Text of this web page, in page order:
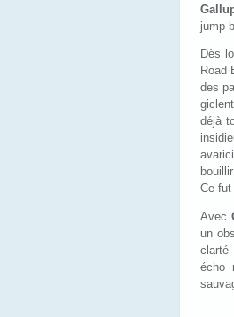
jump
Dès
Road
des
déjà
Ce fut
Avec
un
clarté
écho